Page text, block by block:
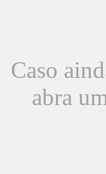
Caso
abra